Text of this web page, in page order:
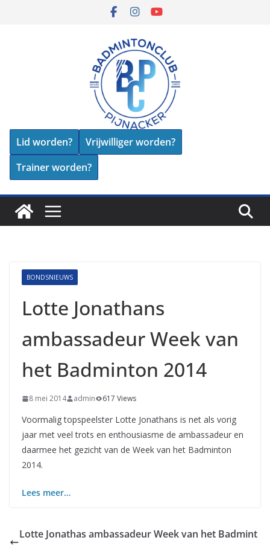
Lid worden?
Vrijwilliger worden?
Trainer worden?
BONDSNIEUWS
Lotte Jonathans
ambassadeur Week van
het Badminton 2014
8 mei 2014 admin 617 Views
Voormalig topspeelster Lotte Jonathans is net als vorig
jaar met veel trots en enthousiasme de ambassadeur en
daarmee het gezicht van de Week van het Badminton
2014.
Lees meer…
Lotte Jonathas ambassadeur Week van het Badmint